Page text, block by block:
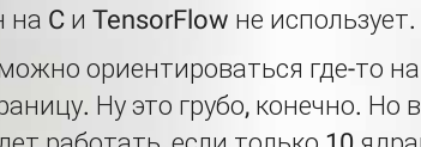
C и TensorFlow не использует.
ориентироваться где-то
Ну это грубо, конечно. Но